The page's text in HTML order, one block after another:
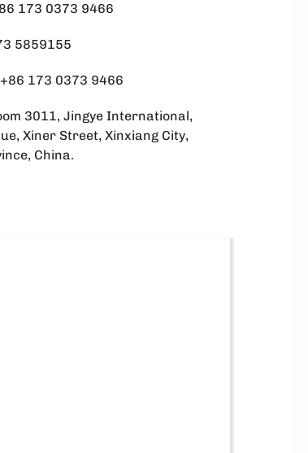
173 0373 9466
5859155
+86 173 0373 9466
3011, Jingye International,
Xiner Street, Xinxiang City,
China.